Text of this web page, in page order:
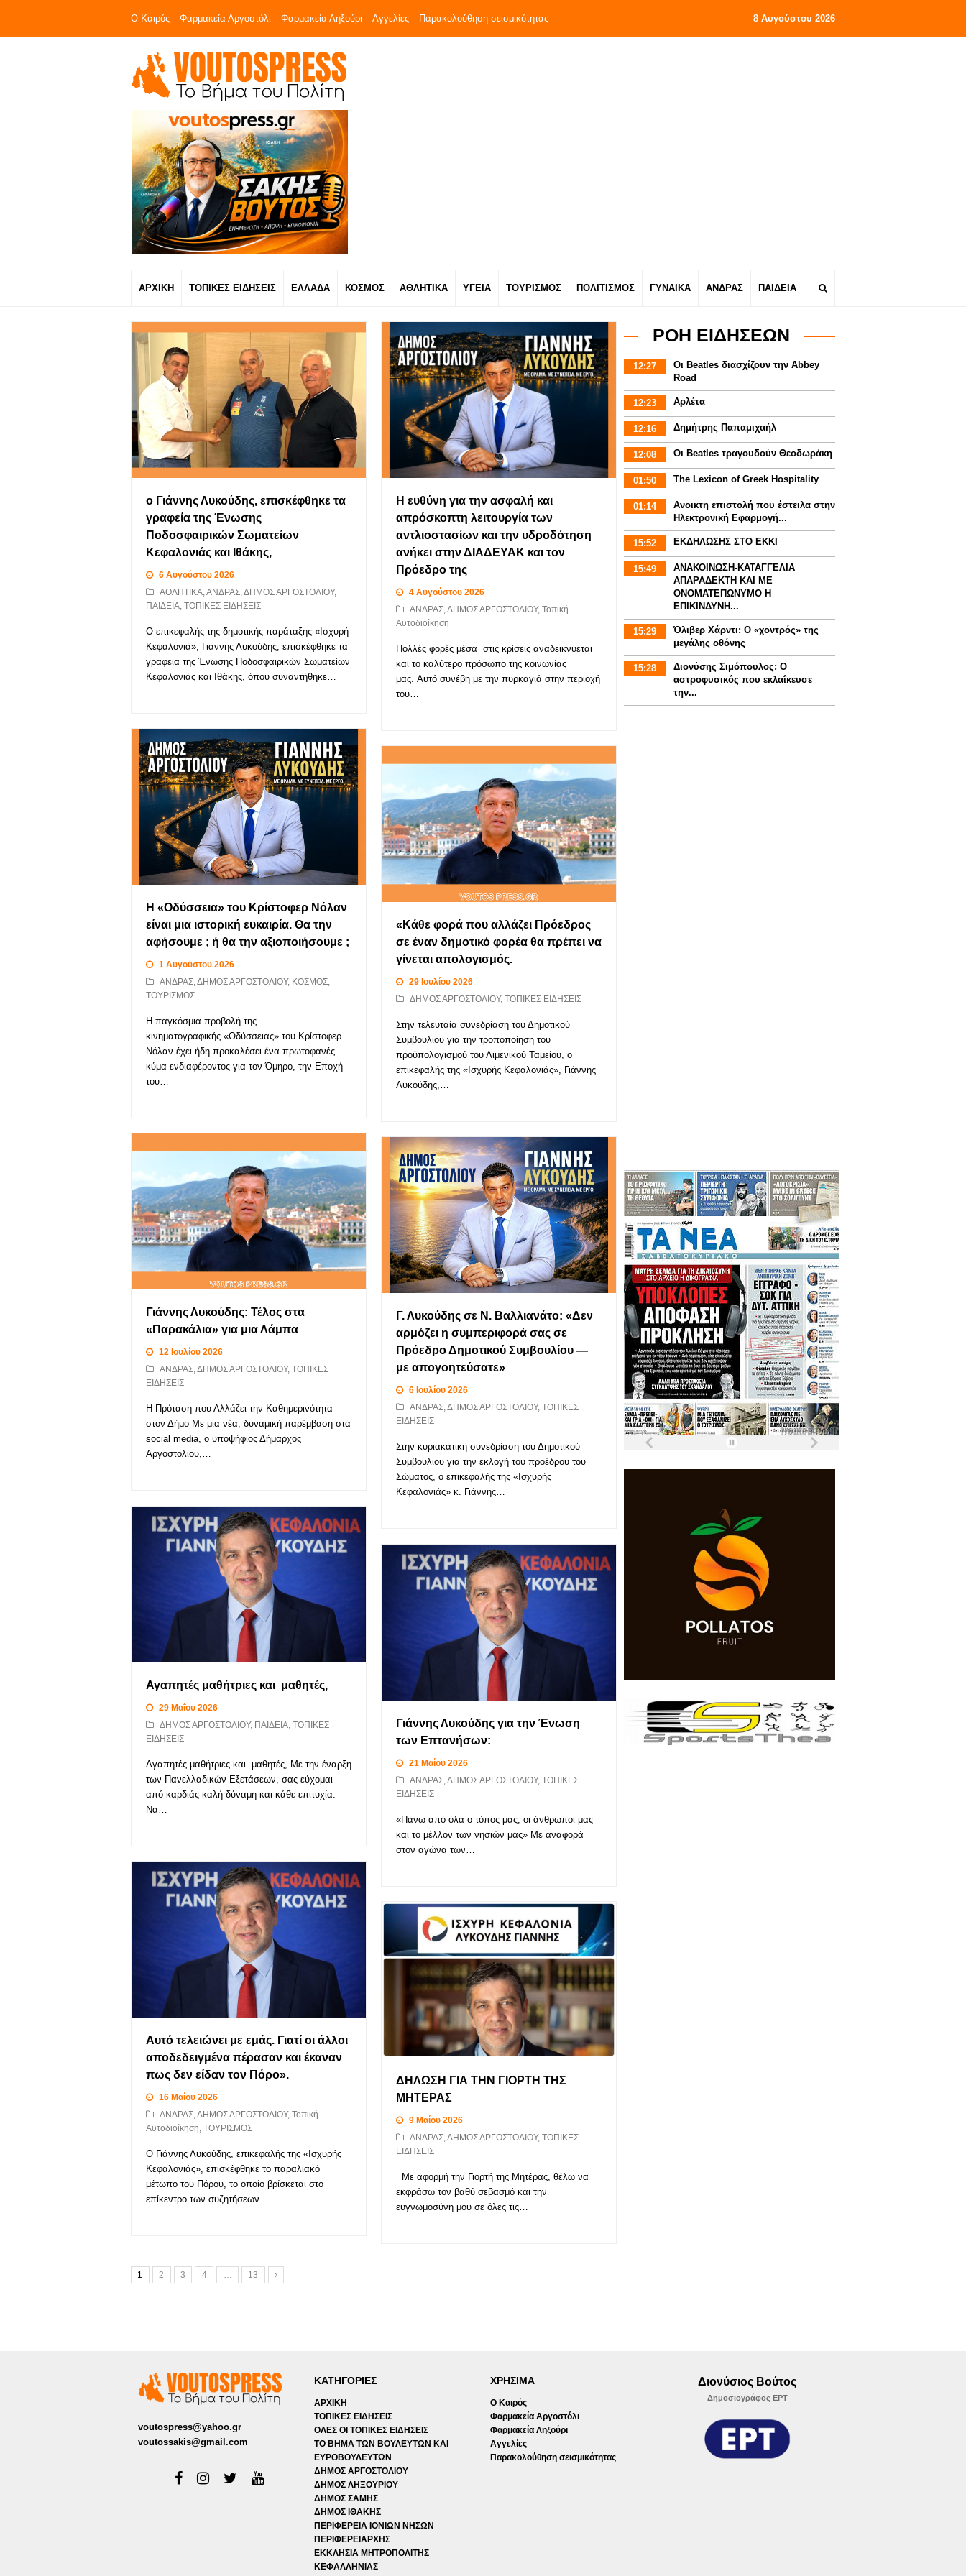
Ο Καιρός Φαρμακεία Αργοστόλι Φαρμακεία Ληξούρι Αγγελίες Παρακολούθηση σεισμικότητας 8 Αυγούστου 2026
ΑΡΧΙΚΗ ΤΟΠΙΚΕΣ ΕΙΔΗΣΕΙΣ ΕΛΛΑΔΑ ΚΟΣΜΟΣ ΑΘΛΗΤΙΚΑ ΥΓΕΙΑ ΤΟΥΡΙΣΜΟΣ ΠΟΛΙΤΙΣΜΟΣ ΓΥΝΑΙΚΑ ΑΝΔΡΑΣ ΠΑΙΔΕΙΑ
ο Γιάννης Λυκούδης, επισκέφθηκε τα
γραφεία της Ένωσης
Ποδοσφαιρικών Σωματείων
Κεφαλονιάς και Ιθάκης,
6 Αυγούστου 2026
ΑΘΛΗΤΙΚΑ,ΑΝΔΡΑΣ,ΔΗΜΟΣ ΑΡΓΟΣΤΟΛΙΟΥ,
ΠΑΙΔΕΙΑ, ΤΟΠΙΚΕΣ ΕΙΔΗΣΕΙΣ
Ο επικεφαλής της δημοτικής παράταξης «Ισχυρή
Κεφαλονιά», Γιάννης Λυκούδης, επισκέφθηκε τα
γραφεία της Ένωσης Ποδοσφαιρικών Σωματείων
Κεφαλονιάς και Ιθάκης, όπου συναντήθηκε…
Η ευθύνη για την ασφαλή και
απρόσκοπτη λειτουργία των
αντλιοστασίων και την υδροδότηση
ανήκει στην ΔΙΑΔΕΥΑΚ και τον
Πρόεδρο της
4 Αυγούστου 2026
ΑΝΔΡΑΣ,ΔΗΜΟΣ ΑΡΓΟΣΤΟΛΙΟΥ, Τοπική
Αυτοδιοίκηση
Πολλές φορές μέσα στις κρίσεις αναδεικνύεται
και το καλύτερο πρόσωπο της κοινωνίας
μας. Αυτό συνέβη με την πυρκαγιά στην περιοχή
του…
Η «Οδύσσεια» του Κρίστοφερ Νόλαν
είναι μια ιστορική ευκαιρία. Θα την
αφήσουμε ; ή θα την αξιοποιήσουμε ;
1 Αυγούστου 2026
ΑΝΔΡΑΣ,ΔΗΜΟΣ ΑΡΓΟΣΤΟΛΙΟΥ, ΚΟΣΜΟΣ,
ΤΟΥΡΙΣΜΟΣ
Η παγκόσμια προβολή της
κινηματογραφικής «Οδύσσειας» του Κρίστοφερ
Νόλαν έχει ήδη προκαλέσει ένα πρωτοφανές
κύμα ενδιαφέροντος για τον Όμηρο, την Εποχή
του…
«Κάθε φορά που αλλάζει Πρόεδρος
σε έναν δημοτικό φορέα θα πρέπει να
γίνεται απολογισμός.
29 Ιουλίου 2026
ΔΗΜΟΣ ΑΡΓΟΣΤΟΛΙΟΥ, ΤΟΠΙΚΕΣ ΕΙΔΗΣΕΙΣ
Στην τελευταία συνεδρίαση του Δημοτικού
Συμβουλίου για την τροποποίηση του
προϋπολογισμού του Λιμενικού Ταμείου, ο
επικεφαλής της «Ισχυρής Κεφαλονιάς», Γιάννης
Λυκούδης,…
Γιάννης Λυκούδης: Τέλος στα
«Παρακάλια» για μια Λάμπα
12 Ιουλίου 2026
ΑΝΔΡΑΣ,ΔΗΜΟΣ ΑΡΓΟΣΤΟΛΙΟΥ, ΤΟΠΙΚΕΣ
ΕΙΔΗΣΕΙΣ
Η Πρόταση που Αλλάζει την Καθημερινότητα
στον Δήμο Με μια νέα, δυναμική παρέμβαση στα
social media, ο υποψήφιος Δήμαρχος
Αργοστολίου,…
Γ. Λυκούδης σε Ν. Βαλλιανάτο: «Δεν
αρμόζει η συμπεριφορά σας σε
Πρόεδρο Δημοτικού Συμβουλίου —
με απογοητεύσατε»
6 Ιουλίου 2026
ΑΝΔΡΑΣ,ΔΗΜΟΣ ΑΡΓΟΣΤΟΛΙΟΥ, ΤΟΠΙΚΕΣ
ΕΙΔΗΣΕΙΣ
Στην κυριακάτικη συνεδρίαση του Δημοτικού
Συμβουλίου για την εκλογή του προέδρου του
Σώματος, ο επικεφαλής της «Ισχυρής
Κεφαλονιάς» κ. Γιάννης…
Αγαπητές μαθήτριες και μαθητές,
29 Μαΐου 2026
ΔΗΜΟΣ ΑΡΓΟΣΤΟΛΙΟΥ, ΠΑΙΔΕΙΑ, ΤΟΠΙΚΕΣ
ΕΙΔΗΣΕΙΣ
Αγαπητές μαθήτριες και μαθητές, Με την έναρξη
των Πανελλαδικών Εξετάσεων, σας εύχομαι
από καρδιάς καλή δύναμη και κάθε επιτυχία.
Να…
Γιάννης Λυκούδης για την Ένωση
των Επτανήσων:
21 Μαΐου 2026
ΑΝΔΡΑΣ,ΔΗΜΟΣ ΑΡΓΟΣΤΟΛΙΟΥ, ΤΟΠΙΚΕΣ
ΕΙΔΗΣΕΙΣ
«Πάνω από όλα ο τόπος μας, οι άνθρωποί μας
και το μέλλον των νησιών μας» Με αναφορά
στον αγώνα των…
Αυτό τελειώνει με εμάς. Γιατί οι άλλοι
αποδεδειγμένα πέρασαν και έκαναν
πως δεν είδαν τον Πόρο».
16 Μαΐου 2026
ΑΝΔΡΑΣ,ΔΗΜΟΣ ΑΡΓΟΣΤΟΛΙΟΥ, Τοπική
Αυτοδιοίκηση, ΤΟΥΡΙΣΜΟΣ
Ο Γιάννης Λυκούδης, επικεφαλής της «Ισχυρής
Κεφαλονιάς», επισκέφθηκε το παραλιακό
μέτωπο του Πόρου, το οποίο βρίσκεται στο
επίκεντρο των συζητήσεων…
ΔΗΛΩΣΗ ΓΙΑ ΤΗΝ ΓΙΟΡΤΗ ΤΗΣ
ΜΗΤΕΡΑΣ
9 Μαΐου 2026
ΑΝΔΡΑΣ,ΔΗΜΟΣ ΑΡΓΟΣΤΟΛΙΟΥ, ΤΟΠΙΚΕΣ
ΕΙΔΗΣΕΙΣ
Με αφορμή την Γιορτή της Μητέρας, θέλω να
εκφράσω τον βαθύ σεβασμό και την
ευγνωμοσύνη μου σε όλες τις…
1 2 3 4 13
ΡΟΗ ΕΙΔΗΣΕΩΝ
12:27
Οι Beatles διασχίζουν την Abbey
Road
12:23 Αρλέτα
12:16 Δημήτρης Παπαμιχαήλ
12:08 Οι Beatles τραγουδούν Θεοδωράκη
01:50 The Lexicon of Greek Hospitality
01:14
Aνοικτη επιστολή που έστειλα στην
Ηλεκτρονική Εφαρμογή...
15:52 ΕΚΔΗΛΩΣΗΣ ΣΤΟ ΕΚΚΙ
15:49
ΑΝΑΚΟΙΝΩΣΗ-ΚΑΤΑΓΓΕΛΙΑ
ΑΠΑΡΑΔΕΚΤΗ ΚΑΙ ΜΕ
ΟΝΟΜΑΤΕΠΩΝΥΜΟ Η
ΕΠΙΚΙΝΔΥΝΗ...
15:29
Όλιβερ Χάρντι: Ο «χοντρός» της
μεγάλης οθόνης
15:28
Διονύσης Σιμόπουλος: Ο
αστροφυσικός που εκλαΐκευσε
την...
voutospress@yahoo.gr
voutossakis@gmail.com
ΚΑΤΗΓΟΡΙΕΣ
ΑΡΧΙΚΗ
ΤΟΠΙΚΕΣ ΕΙΔΗΣΕΙΣ
ΟΛΕΣ ΟΙ ΤΟΠΙΚΕΣ ΕΙΔΗΣΕΙΣ
ΤΟ ΒΗΜΑ ΤΩΝ ΒΟΥΛΕΥΤΩΝ ΚΑΙ
ΕΥΡΟΒΟΥΛΕΥΤΩΝ
ΔΗΜΟΣ ΑΡΓΟΣΤΟΛΙΟΥ
ΔΗΜΟΣ ΛΗΞΟΥΡΙΟΥ
ΔΗΜΟΣ ΣΑΜΗΣ
ΔΗΜΟΣ ΙΘΑΚΗΣ
ΠΕΡΙΦΕΡΕΙΑ ΙΟΝΙΩΝ ΝΗΣΩΝ
ΠΕΡΙΦΕΡΕΙΑΡΧΗΣ
ΕΚΚΛΗΣΙΑ ΜΗΤΡΟΠΟΛΙΤΗΣ
ΚΕΦΑΛΛΗΝΙΑΣ
ΧΡΗΣΙΜΑ
Ο Καιρός
Φαρμακεία Αργοστόλι
Φαρμακεία Ληξούρι
Αγγελίες
Παρακολούθηση σεισμικότητας
Διονύσιος Βούτος
Δημοσιογράφος ΕΡΤ